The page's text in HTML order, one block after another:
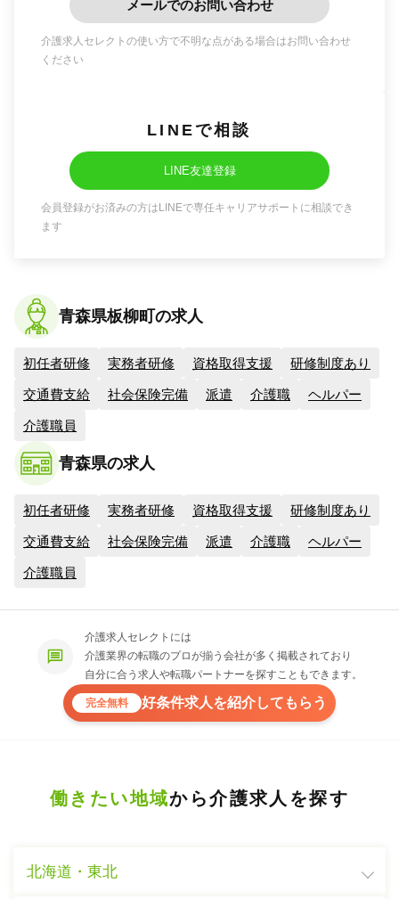
メールでのお問い合わせ
介護求人セレクトの使い方で不明な点がある場合はお問い合わせ
ください
LINEで相談
LINE友達登録
会員登録がお済みの方はLINEで専任キャリアサポートに相談でき
ます
青森県板柳町の求人
初任者研修 実務者研修 資格取得支援 研修制度あり
交通費支給 社会保険完備 派遣 介護職 ヘルパー
介護職員
青森県の求人
初任者研修 実務者研修 資格取得支援 研修制度あり
交通費支給 社会保険完備 派遣 介護職 ヘルパー
介護職員
介護求人セレクトには
介護業界の転職のプロが揃う会社が多く掲載されており
自分に合う求人や転職パートナーを探すこともできます。
完全無料 好条件求人を紹介してもらう
働きたい地域から介護求人を探す
北海道・東北